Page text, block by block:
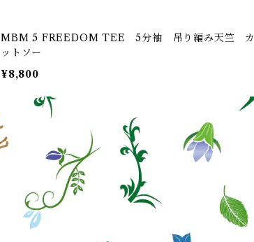
MBM 5 FREEDOM TEE 5分袖 吊り編み天竺 カ
ットソー
¥8,800